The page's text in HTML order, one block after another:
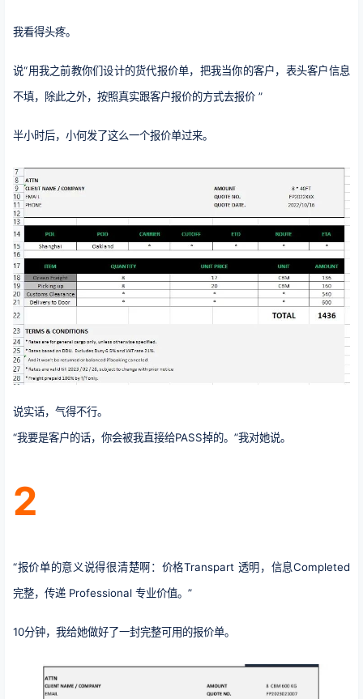
我看得头疼。
说“用我之前教你们设计的货代报价单，把我当你的客户，表头客户信息
不填，除此之外，按照真实跟客户报价的方式去报价 ”
半小时后，小何发了这么一个报价单过来。
说实话，气得不行。
“我要是客户的话，你会被我直接给PASS掉的。”我对她说。
2
“报价单的意义说得很清楚啊：价格Transpart 透明，信息Completed
完整，传递 Professional 专业价值。”
10分钟，我给她做好了一封完整可用的报价单。